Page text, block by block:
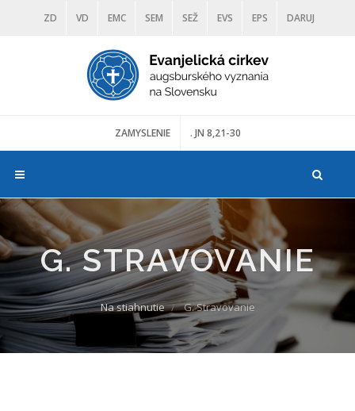
ZD VD EMC SEM SEŽ EVS EPS DARUJ
DIAKONIA ŠKOLY TRANOSCIUS
ZAMYSLENIE . JN 8,21-30
G. STRAVOVANIE
Na stiahnutie G. Stravovanie